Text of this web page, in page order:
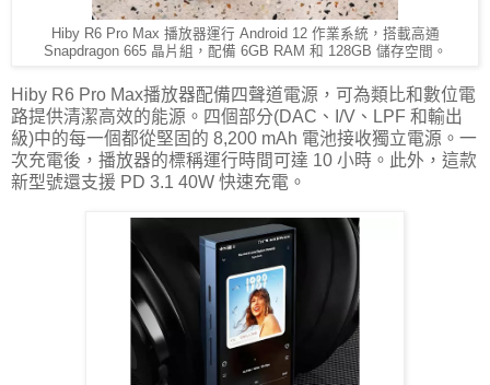
Hiby R6 Pro Max 播放器運行 Android 12 作業系統，搭載高通
Snapdragon 665 晶片組，配備 6GB RAM 和 128GB 儲存空間。
Hiby R6 Pro Max播放器配備四聲道電源，可為類比和數位電
路提供清潔高效的能源。四個部分(DAC、I/V、LPF 和輸出
級)中的每一個都從堅固的 8,200 mAh 電池接收獨立電源。一
次充電後，播放器的標稱運行時間可達 10 小時。此外，這款
新型號還支援 PD 3.1 40W 快速充電。